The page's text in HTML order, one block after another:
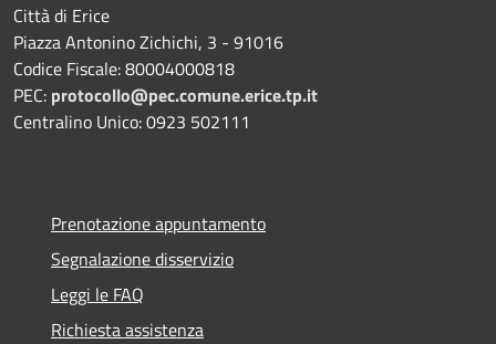
Città di Erice
Piazza Antonino Zichichi, 3 - 91016
Codice Fiscale: 80004000818
PEC: protocollo@pec.comune.erice.tp.it
Centralino Unico: 0923 502111
Prenotazione appuntamento
Segnalazione disservizio
Leggi le FAQ
Richiesta assistenza